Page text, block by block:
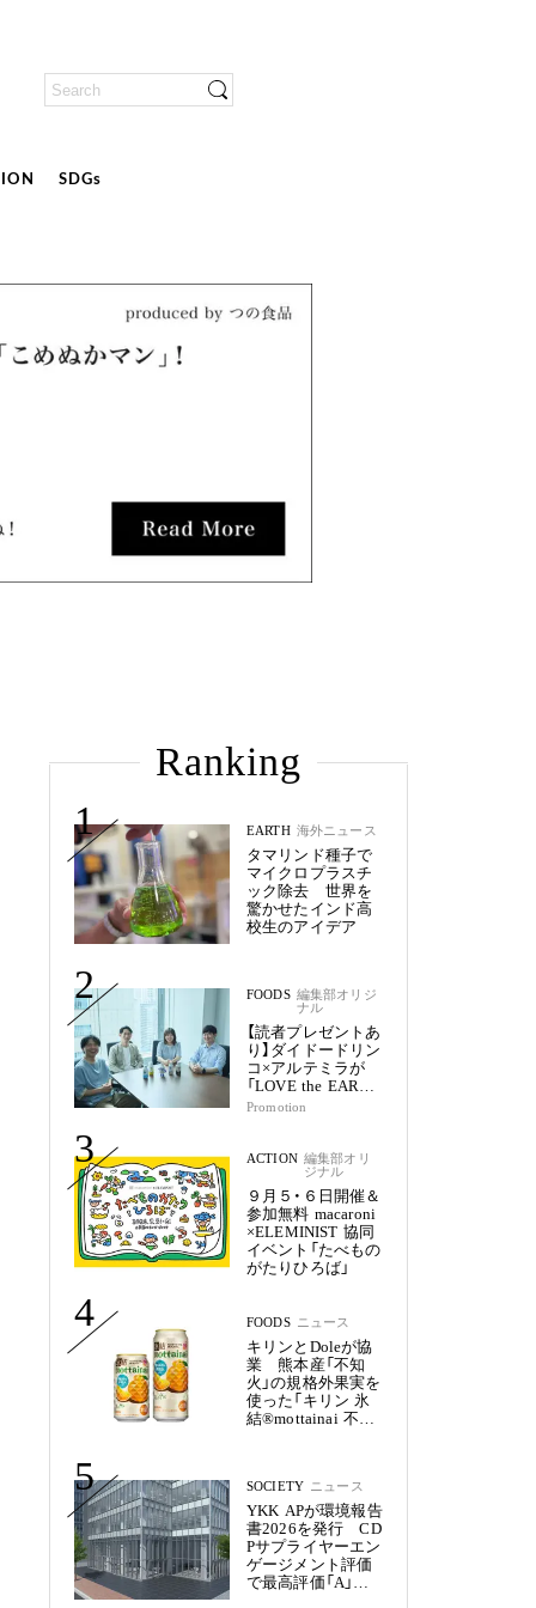
SDGs
Ranking
1
EARTH 海外ニュース
タマリンド種子で
マイクロプラスチ
ック除去 世界を
驚かせたインド高
校生のアイデア
2 FOODS 編集部オリジ
ナル
【読者プレゼントあ
り】ダイドードリン
コ×アルテミラが
「LOVE the EARTH
シリーズ」で目指す
Promotion
3 ACTION 編集部オリ
ジナル
９月５・６日開催＆
参加無料 macaroni
×ELEMINIST 協同
イベント「たべもの
がたりひろば」
4 FOODS ニュース
キリンとDoleが協
業 熊本産「不知
火」の規格外果実を
使った「キリン 氷
結®mottainai 不知
5 SOCIETY ニュース
YKK APが環境報告
書2026を発行 CD
Pサプライヤーエン
ゲージメント評価
で最高評価「A」を